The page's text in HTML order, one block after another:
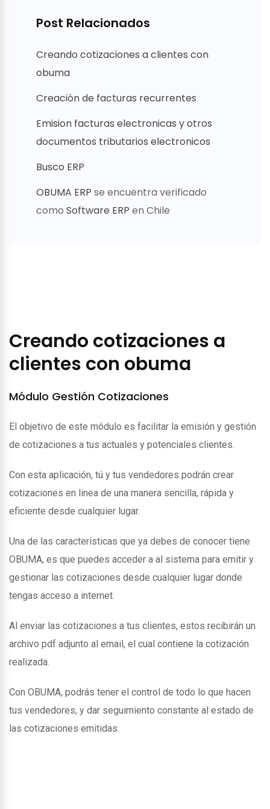
Post Relacionados
Creando cotizaciones a clientes con
obuma
Creación de facturas recurrentes
Emision facturas electronicas y otros
documentos tributarios electronicos
Busco ERP
OBUMA ERP se encuentra verificado
como Software ERP en Chile
Creando cotizaciones a
clientes con obuma
Módulo Gestión Cotizaciones
El objetivo de este módulo es facilitar la emisión y gestión
de cotizaciones a tus actuales y potenciales clientes.
Con esta aplicación, tú y tus vendedores podrán crear
cotizaciones en linea de una manera sencilla, rápida y
eficiente desde cualquier lugar.
Una de las caracteristicas que ya debes de conocer tiene
OBUMA, es que puedes acceder a al sistema para emitir y
gestionar las cotizaciones desde cualquier lugar donde
tengas acceso a internet.
Al enviar las cotizaciones a tus clientes, estos recibirán un
archivo pdf adjunto al email, el cual contiene la cotización
realizada.
Con OBUMA, podrás tener el control de todo lo que hacen
tus vendedores, y dar seguimiento constante al estado de
las cotizaciones emitidas.